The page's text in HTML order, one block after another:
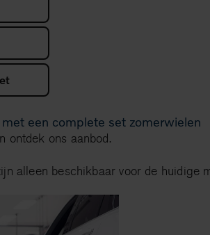
een complete set zomerwielen
ontdek ons aanbod.
alleen beschikbaar voor de huidige